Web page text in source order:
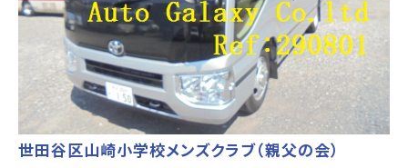
世田谷区山崎小学校メンズクラブ（親父の会）